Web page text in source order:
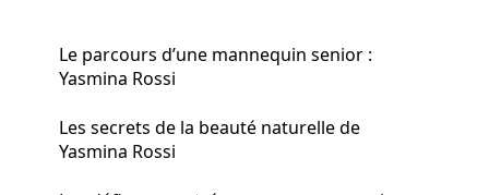
Le parcours d’une mannequin senior :
Yasmina Rossi
Les secrets de la beauté naturelle de
Yasmina Rossi